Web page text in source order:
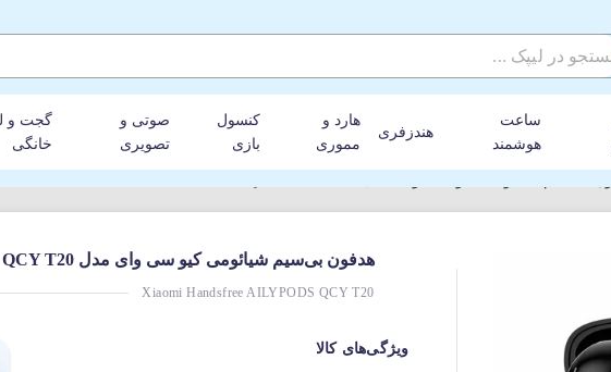
ساعت
هوشمند
هندزفری
هارد و
مموری
کنسول
بازی
صوتی و
تصویری
گجت و
خانگی
هدفون بی‌سیم شیائومی کیو سی وای مدل AilyPods QCY T20
Xiaomi Handsfree AILYPODS QCY T20
ویژگی‌های کالا